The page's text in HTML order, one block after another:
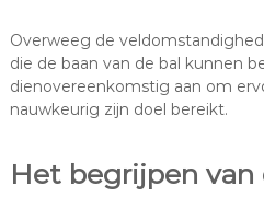
Overweeg de
die de baan van de bal kunnen
dienovereenkomstig aan om
nauwkeurig zijn doel bereikt.
Het begrijpen van